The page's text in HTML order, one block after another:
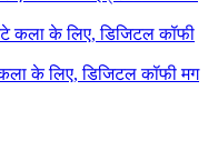
के लिए, डिजिटल कॉफी मग